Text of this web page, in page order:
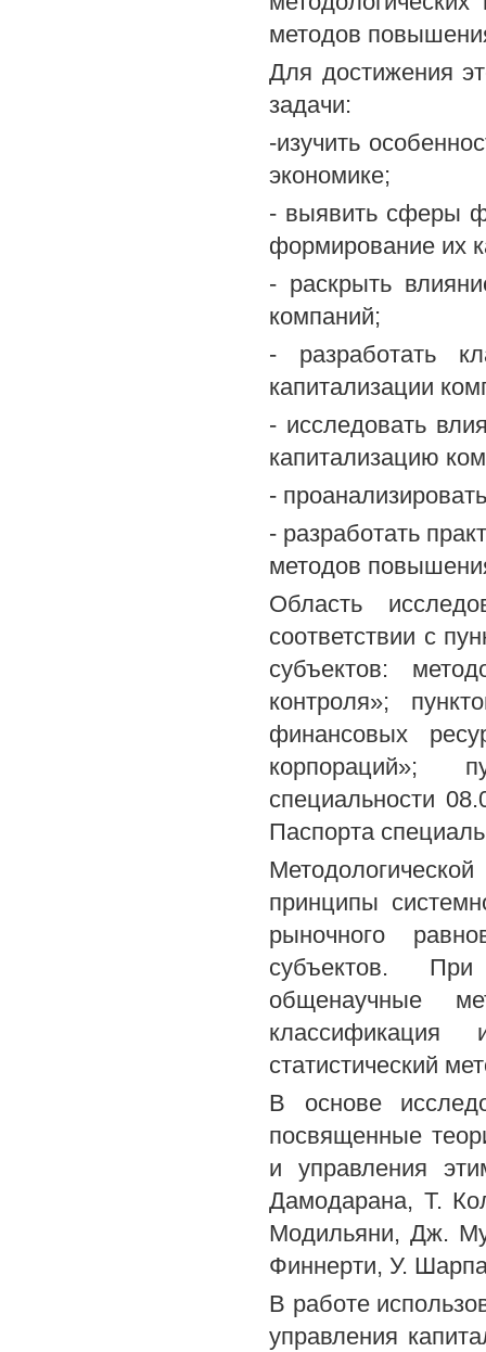
методов
Для достижения
задачи:
-изучить
экономике;
- выявить сферы
формирование их
- раскрыть
компаний;
- разработать
капитализации
- исследовать
капитализацию
-
- разработать
методов
Область
соответствии с
субъектов:
контроля»;
финансовых
корпораций»;
специальности
Паспорта
принципы
рыночного
субъектов. При
общенаучные
классификация
статистический
В основе
посвященные
и управления
Дамодарана, Т.
Модильяни, Дж.
Финнерти, У.
В работе
управления